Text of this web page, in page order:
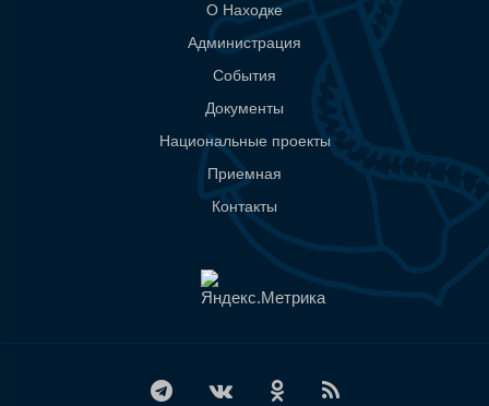
О Находке
Администрация
События
Документы
Национальные проекты
Приемная
Контакты